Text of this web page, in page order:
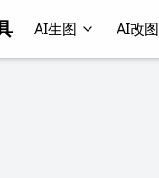
AI生图 AI改图